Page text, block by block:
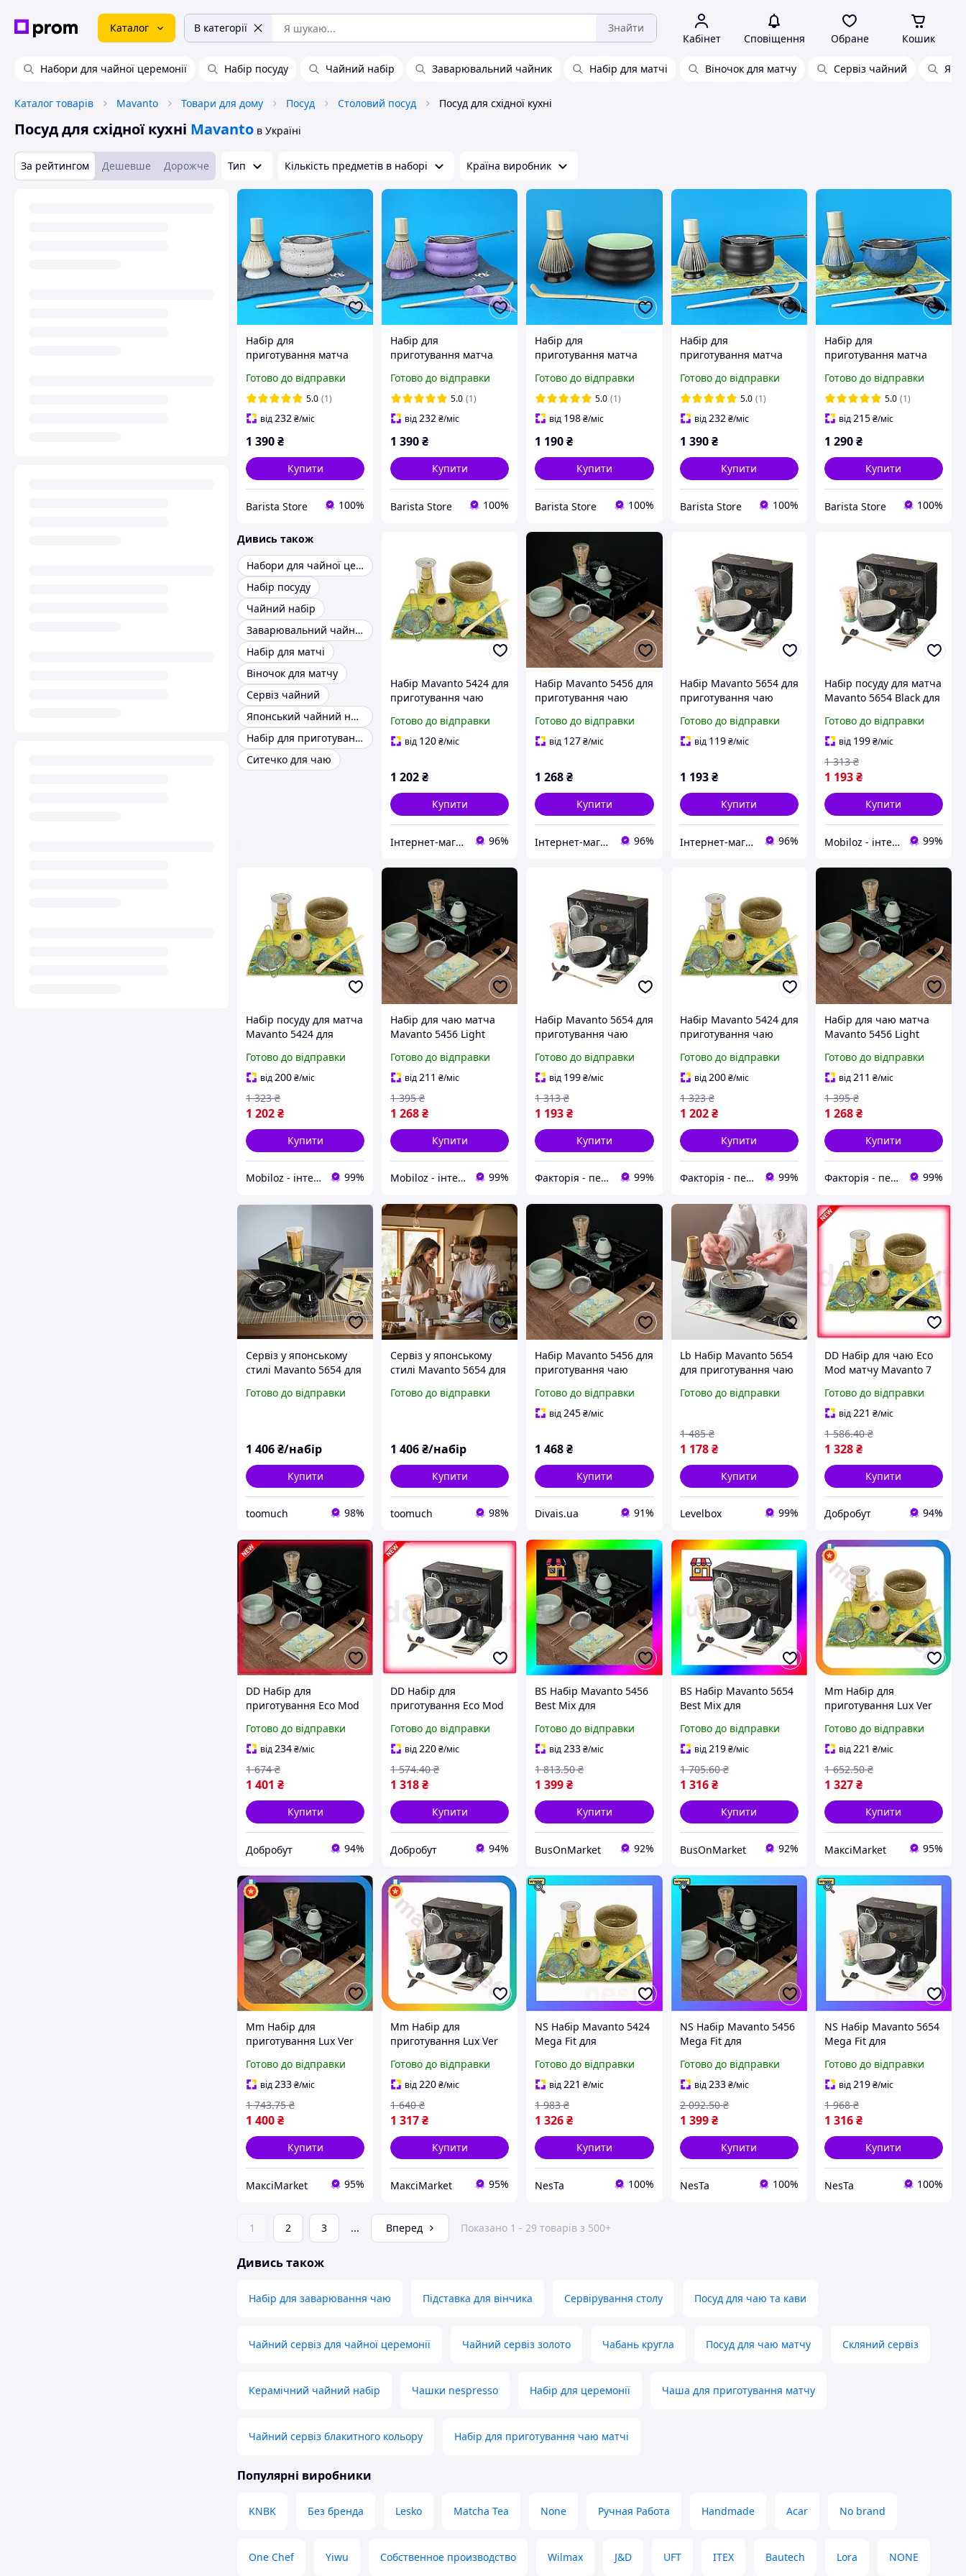
Каталог В категорії Знайти
Кабінет Сповіщення Обране Кошик
Набори для чайної церемонії Набір посуду Чайний набір Заварювальний чайник Набір для матчі Віночок для матчу Сервіз чайний
Каталог товарів Mavanto Товари для дому Посуд Столовий посуд Посуд для східної кухні
Посуд для східної кухні Mavanto в Україні
За рейтингом Дешевше Дорожче Тип Кількість предметів в наборі Країна виробник
Набір для
приготування матча
білий
Готово до відправки
5.0 (1)
від232₴/міс
1 390₴
Купити
Barista Store 100%
Набір для
приготування матча
фіолетовий
Готово до відправки
5.0 (1)
від232₴/міс
1 390₴
Купити
Barista Store 100%
Набір для
приготування матча
Готово до відправки
5.0 (1)
від 198₴/міс
1 190₴
Купити
Barista Store 100%
Набір для
приготування матча
Готово до відправки
5.0 (1)
від232 ₴/міс
1 390 ₴
Купити
Barista Store 100%
Набір для
приготування матча
Готово до відправки
5.0 (1)
від215₴/міс
1 290₴
Купити
Barista Store 100%
Дивись також
Набори для чайної церемонії
Набір посуду
Чайний набір
Заварювальний чайник
Набір для матчі
Віночок для матчу
Сервіз чайний
Японський чайний набір
Набір для приготування матчу
Ситечко для чаю
Набір Mavanto 5424 для
приготування чаю
Brown
Готово до відправки
від 120₴/міс
1 202₴
Купити
Інтернет-магазин "Техно вовки" 96%
Набір Mavanto 5456 для
приготування чаю
Light Green
Готово до відправки
від 127₴/міс
1 268₴
Купити
Інтернет-магазин "Техно вовки" 96%
Набір Mavanto 5654 для
приготування чаю
Black
Готово до відправки
від 119 ₴/міс
1 193 ₴
Купити
Інтернет-магазин "Техно вовки" 96%
Набір посуду для матча
Mavanto 5654 Black для
предметів 18 шт.
Готово до відправки
від 199₴/міс
1 193₴
1 313 ₴
Купити
Mobiloz - інтернет-магазин Мобілоз 99%
Набір посуду для матча
Mavanto 5424 для
предметів Brown у
японському стилі 20
Готово до відправки
від 200₴/міс
1 202₴
1 323 ₴
Купити
Mobiloz - інтернет-магазин Мобілоз 99%
Набір для чаю матча
Mavanto 5456 Light
шт.
Готово до відправки
від211 ₴/міс
1 268₴
1 395 ₴
Купити
Mobiloz - інтернет-магазин Мобілоз 99%
Набір Mavanto 5654 для
приготування чаю
Black
Готово до відправки
від 199₴/міс
1 193₴
1 313 ₴
Купити
Факторія - персональна техніка 99%
Набір Mavanto 5424 для
приготування чаю
Brown у японському
стилі
Готово до відправки
від 200 ₴/міс
1 202 ₴
1 323 ₴
Купити
Факторія - персональна техніка 99%
Набір для чаю матча
Mavanto 5456 Light
Готово до відправки
від 211 ₴/міс
1 268₴
1 395 ₴
Купити
Факторія - персональна техніка 99%
Сервіз у японському
стилі Mavanto 5654 для
Black
Готово до відправки
1 406₴/набір
Купити
toomuch 98%
Сервіз у японському
стилі Mavanto 5654 для
(Blue/Pink)
Готово до відправки
1 406₴/набір
Купити
toomuch 98%
Набір Mavanto 5456 для
приготування чаю
Light Green
Готово до відправки
від245₴/міс
1 468₴
Купити
Divais.ua 91%
Lb Набір Mavanto 5654
для приготування чаю
Black
Готово до відправки
1 178 ₴
1 485 ₴
Купити
Levelbox 99%
DD Набір для чаю Eco
Mod матчу Mavanto 7
кераміка для чайної
церемонії японський
Dobro-A
Готово до відправки
від221 ₴/міс
1 328₴
1 586.40 ₴
Купити
Добробут 94%
DD Набір для
приготування Eco Mod
предметів кераміка
зелений чашка віночок
сито дл Dobro-A
Готово до відправки
від234₴/міс
1 401 ₴
1 674 ₴
Купити
Добробут 94%
DD Набір для
приготування Eco Mod
предметів чорний
кераміка для чайної
церемонії м Dobro-A
Готово до відправки
від220₴/міс
1 318₴
1 574.40 ₴
Купити
Добробут 94%
BS Набір Mavanto 5456
Best Mix для
матчу 7 предметів
Light Green BAS77/N
Готово до відправки
від233₴/міс
1 399₴
1 813.50 ₴
Купити
BusOnMarket 92%
BS Набір Mavanto 5654
Best Mix для
матчу 7 предметів.
BAS77/N
Готово до відправки
від219 ₴/міс
1 316 ₴
1 705.60 ₴
Купити
BusOnMarket 92%
Mm Набір для
приготування Lux Ver
предметів керамічний
коричневий чайний
сервіз дл Maxi7\Q
Готово до відправки
від221 ₴/міс
1 327₴
1 652.50 ₴
Купити
МаксіMarket 95%
Mm Набір для
приготування Lux Ver
предметів кераміка
зелений чаша віночок
сито для Maxi7\Q
Готово до відправки
від233₴/міс
1 400₴
1 743.75 ₴
Купити
МаксіMarket 95%
Mm Набір для
приготування Lux Ver
чорний керамічний
чайний набір для
матчу чаша си Maxi7\Q
Готово до відправки
від220₴/міс
1 317₴
1 640 ₴
Купити
МаксіMarket 95%
NS Набір Mavanto 5424
Mega Fit для
матчу 7 предметів
Brown Nes22/Q
Готово до відправки
від221 ₴/міс
1 326₴
1 983 ₴
Купити
NesTa 100%
NS Набір Mavanto 5456
Mega Fit для
матчу 7 предметів
Light Green Nes22/Q
Готово до відправки
від233 ₴/міс
1 399 ₴
2 092.50 ₴
Купити
NesTa 100%
NS Набір Mavanto 5654
Mega Fit для
матчу 7 предметів.
Nes22/Q
Готово до відправки
від219₴/міс
1 316₴
1 968 ₴
Купити
NesTa 100%
1 2 3 ... Вперед Показано 1 - 29 товарів з 500+
Дивись також
Набір для заварювання чаю Підставка для вінчика Сервірування столу Посуд для чаю та кави
Чайний сервіз для чайної церемонії Чайний сервіз золото Чабань кругла Посуд для чаю матчу Скляний сервіз
Керамічний чайний набір Чашки nespresso Набір для церемонії Чаша для приготування матчу
Чайний сервіз блакитного кольору Набір для приготування чаю матчі
Популярні виробники
KNBK Без бренда Lesko Matcha Tea None Ручная Работа Handmade Acar No brand
One Chef Yiwu Собственное производство Wilmax J&D UFT ITEX Bautech Lora NONE